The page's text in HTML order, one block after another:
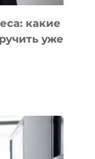
какие
уже